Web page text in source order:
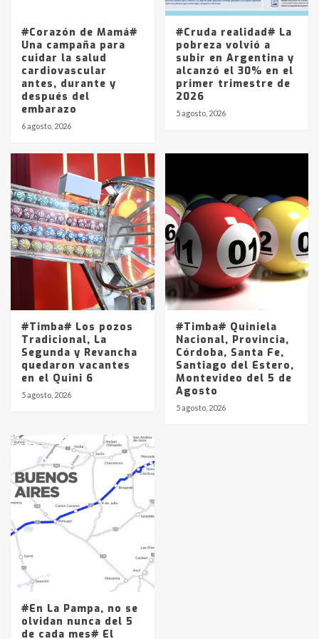
entre 857 a 1338 pesos
#Corazón de Mamá#
Una campaña para
cuidar la salud
cardiovascular
antes, durante y
después del
embarazo
6 agosto, 2026
#Cruda realidad# La
pobreza volvió a
subir en Argentina y
alcanzó el 30% en el
primer trimestre de
2026
5 agosto, 2026
#Timba# Los pozos
Tradicional, La
Segunda y Revancha
quedaron vacantes
en el Quini 6
5 agosto, 2026
#Timba# Quiniela
Nacional, Provincia,
Córdoba, Santa Fe,
Santiago del Estero,
Montevideo del 5 de
Agosto
5 agosto, 2026
#En La Pampa, no se
olvidan nunca del 5
de cada mes# El